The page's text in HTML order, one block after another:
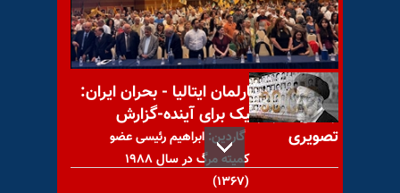
و دخترش ضدانقلاب و مهره
سوخته هستند
گاردین: ابراهیم رئیسی عضو
کمیته مرگ در سال ۱۹۸۸
(۱۳۶۷)
کنفرانس در پارلمان ایتالیا - بحران ایران:
راه‌حل دموکراتیک برای آینده-گزارش
تصویری